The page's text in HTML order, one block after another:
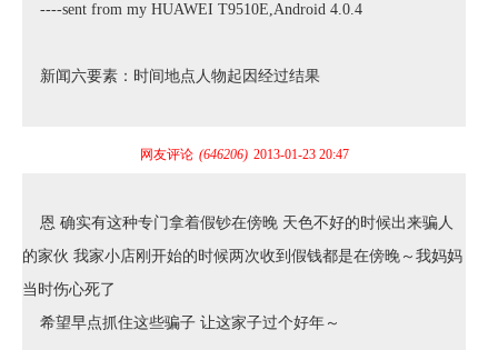
----sent from my HUAWEI T9510E,Android 4.0.4
新闻六要素：时间地点人物起因经过结果
网友评论 (646206) 2013-01-23 20:47
恩 确实有这种专门拿着假钞在傍晚 天色不好的时候出来骗人
的家伙 我家小店刚开始的时候两次收到假钱都是在傍晚～我妈妈
当时伤心死了
希望早点抓住这些骗子 让这家子过个好年～